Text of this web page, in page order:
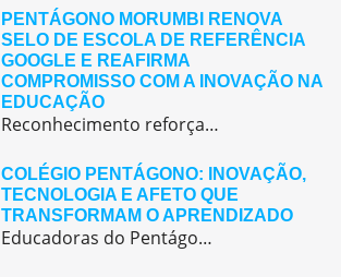
PENTÁGONO MORUMBI RENOVA
SELO DE ESCOLA DE REFERÊNCIA
GOOGLE E REAFIRMA
COMPROMISSO COM A INOVAÇÃO NA
EDUCAÇÃO
Reconhecimento reforça o papel de referência do colégio em tecnologia educacional, formação docente e práticas pedagógicas inovadora O Pentágono Morumbi acaba de renovar o Selo de Escola de Referência Google, um reconhecimento que vai muito além do uso de tecnologias em sala de aula e representa o compromisso coletivo da escola com a inovação, a […]
COLÉGIO PENTÁGONO: INOVAÇÃO,
TECNOLOGIA E AFETO QUE
TRANSFORMAM O APRENDIZADO
Educadoras do Pentágono são finalistas em prêmio nacional de boas práticas educacionais O Colégio Pentágono reafirma seu compromisso com uma educação inovadora, bilíngue e centrada no aluno, que alia tecnologia, criatividade e afeto para formar cidadãos preparados para o futuro.Acreditamos que a inovação é um pilar essencial para transformar a experiência de aprendizagem. Recentemente, nossas […]